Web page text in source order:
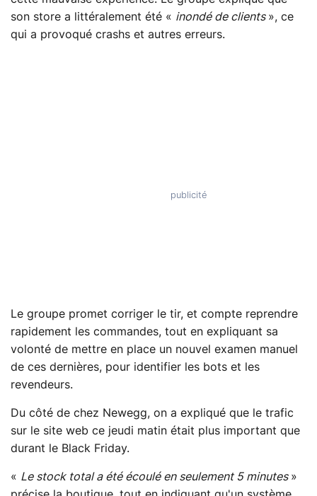
son store a littéralement été « inondé de clients », ce
qui a provoqué crashs et autres erreurs.
Le groupe promet corriger le tir, et compte reprendre
rapidement les commandes, tout en expliquant sa
volonté de mettre en place un nouvel examen manuel
de ces dernières, pour identifier les bots et les
revendeurs.
Du côté de chez Newegg, on a expliqué que le trafic
sur le site web ce jeudi matin était plus important que
durant le Black Friday.
« Le stock total a été écoulé en seulement 5 minutes »